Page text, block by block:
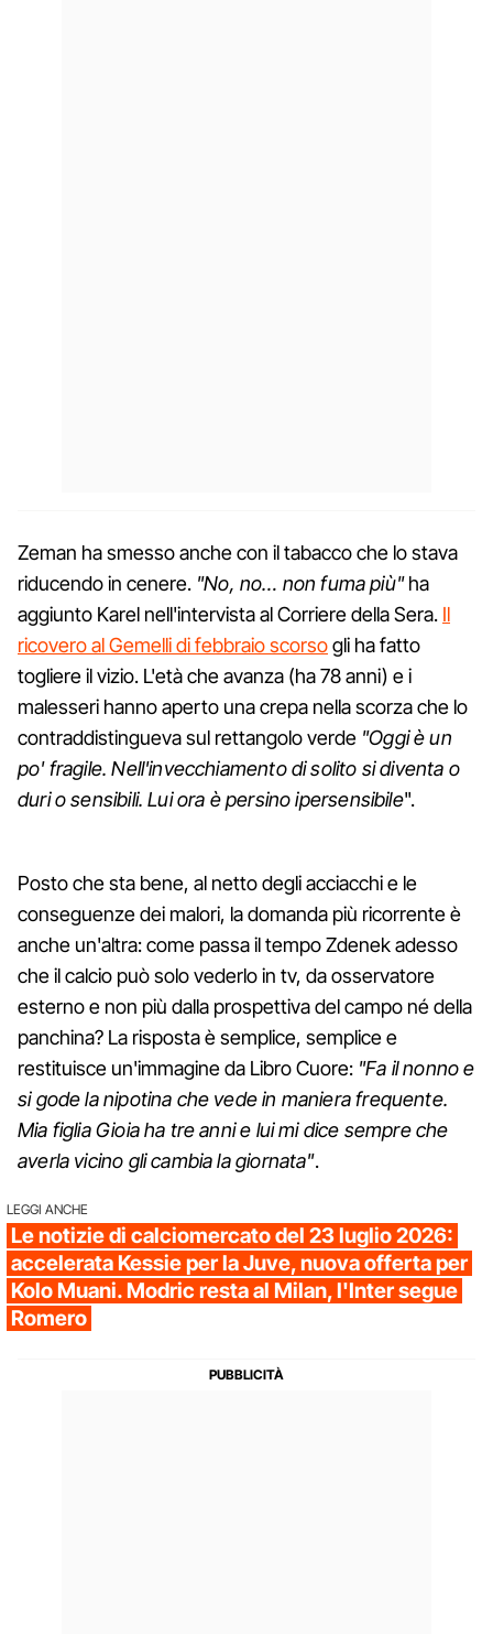
Zeman ha smesso anche con il tabacco che lo stava
riducendo in cenere. "No, no… non fuma più"ha
aggiunto Karel nell'intervista al Corriere della Sera. Il
ricovero al Gemelli di febbraio scorsogli ha fatto
togliere il vizio. L'età che avanza (ha 78 anni) e i
malesseri hanno aperto una crepa nella scorza che lo
contraddistingueva sul rettangolo verde "Oggi è un
po' fragile. Nell'invecchiamento di solito si diventa o
duri o sensibili. Lui ora è persino ipersensibile".
Posto che sta bene, al netto degli acciacchi e le
conseguenze dei malori, la domanda più ricorrente è
anche un'altra: come passa il tempo Zdenek adesso
che il calcio può solo vederlo in tv, da osservatore
esterno e non più dalla prospettiva del campo né della
panchina? La risposta è semplice, semplice e
restituisce un'immagine da Libro Cuore: "Fa il nonno e
si gode la nipotina che vede in maniera frequente.
Mia figlia Gioia ha tre anni e lui mi dice sempre che
averla vicino gli cambia la giornata".
LEGGI ANCHE
Le notizie di calciomercato del 23 luglio 2026:
accelerata Kessie per la Juve, nuova offerta per
Kolo Muani. Modric resta al Milan, l'Inter segue
Romero